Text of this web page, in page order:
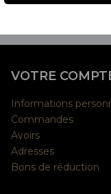
VOTRE
Informations
Commandes
Avoirs
Adresses
Bons de réduction